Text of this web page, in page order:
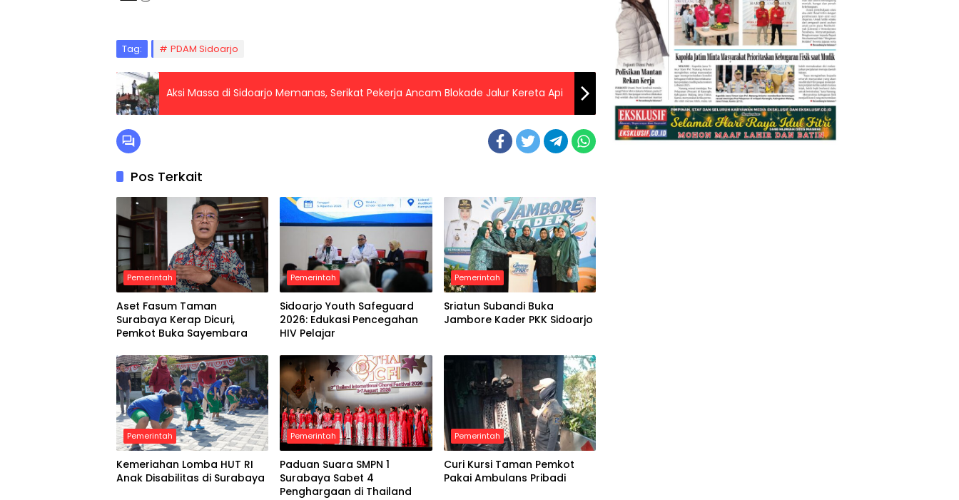
Tag: PDAM Sidoarjo
Aksi Massa di Sidoarjo Memanas, Serikat Pekerja Ancam Blokade Jalur Kereta Api
Pos Terkait
Pemerintah
Aset Fasum Taman
Surabaya Kerap Dicuri,
Pemkot Buka Sayembara
Pemerintah
Sidoarjo Youth Safeguard
2026: Edukasi Pencegahan
HIV Pelajar
Pemerintah
Sriatun Subandi Buka
Jambore Kader PKK Sidoarjo
Pemerintah
Kemeriahan Lomba HUT RI
Anak Disabilitas di Surabaya
Pemerintah
Paduan Suara SMPN 1
Surabaya Sabet 4
Penghargaan di Thailand
Pemerintah
Curi Kursi Taman Pemkot
Pakai Ambulans Pribadi